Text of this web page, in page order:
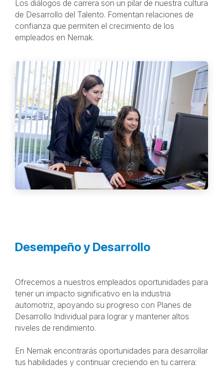
Los diálogos de carrera son un pilar de nuestra cultura
de Desarrollo del Talento. Fomentan relaciones de
confianza que permiten el crecimiento de los
empleados en Nemak.
Desempeño y Desarrollo
Ofrecemos a nuestros empleados oportunidades para
tener un impacto significativo en la industria
automotriz, apoyando su progreso con Planes de
Desarrollo Individual para lograr y mantener altos
niveles de rendimiento.
En Nemak encontrarás oportunidades para desarrollar
tus habilidades y continuar creciendo en tu carrera: